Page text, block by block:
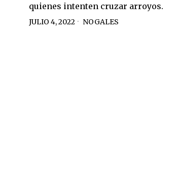
quienes intenten cruzar arroyos.
JULIO 4, 2022 NOGALES